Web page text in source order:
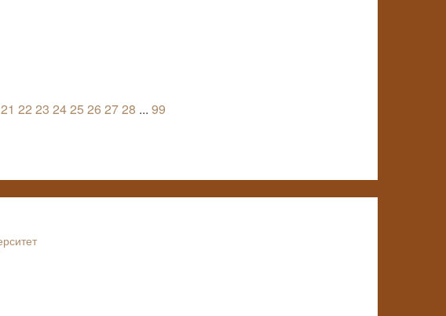
21 22 23 2425 26 2728 ... 99